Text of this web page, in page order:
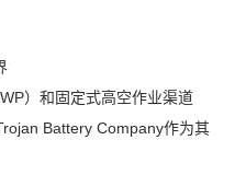
）和固定式高空作业渠道
Battery Company作为其